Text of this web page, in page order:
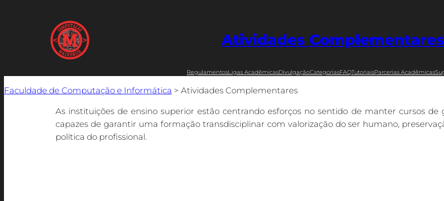
Atividades Complementares
RegulamentosLigas AcadêmicasDivulgaçãoCategoriasFAQTutoriaisParcerias Acadêmicas
Faculdade de Computação e Informática > Atividades Complementares
As instituições de ensino superior estão centrando esforços no sentido de manter cursos de
capazes de garantir uma formação transdisciplinar com valorização do ser humano,
política do profissional.